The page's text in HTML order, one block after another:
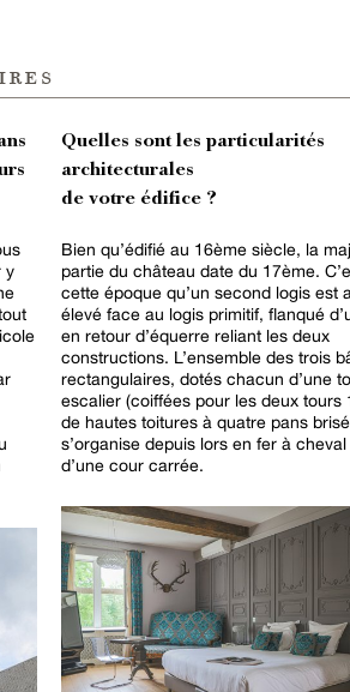
y
Quelles sont les particularités
architecturales
de votre édifice ?
Bien qu’édifié au 16ème siècle, la
partie du château date du 17ème.
cette époque qu’un second logis est
élevé face au logis primitif, flanqué
en retour d’équerre reliant les deux
constructions. L’ensemble des trois
rectangulaires, dotés chacun d’une
escalier (coiffées pour les deux tours
de hautes toitures à quatre pans
s’organise depuis lors en fer à
d’une cour carrée.